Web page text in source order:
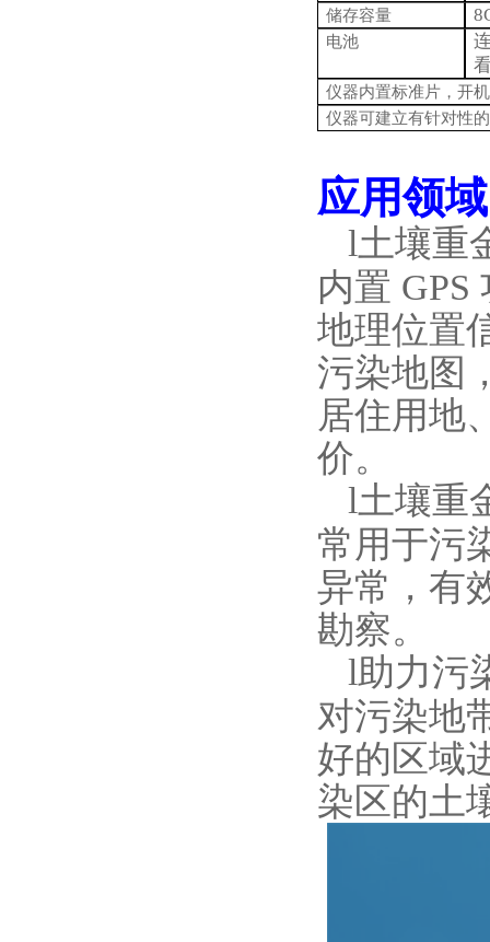
储存容量
电池
仪器内置标准片，开
仪器可建立有针对性
应用领域
l土壤重
内置 GPS
地理位置
污染地图
居住用地
价。
l土壤重
常用于污
异常，有
勘察。
l助力污
对污染地
好的区域
染区的土